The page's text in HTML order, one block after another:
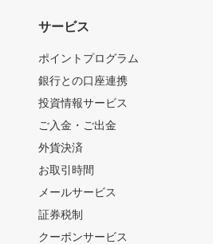
サービス
ポイントプログラム
銀行との口座連携
投資情報サービス
ご入金・ご出金
外貨決済
お取引時間
メールサービス
証券税制
クーポンサービス